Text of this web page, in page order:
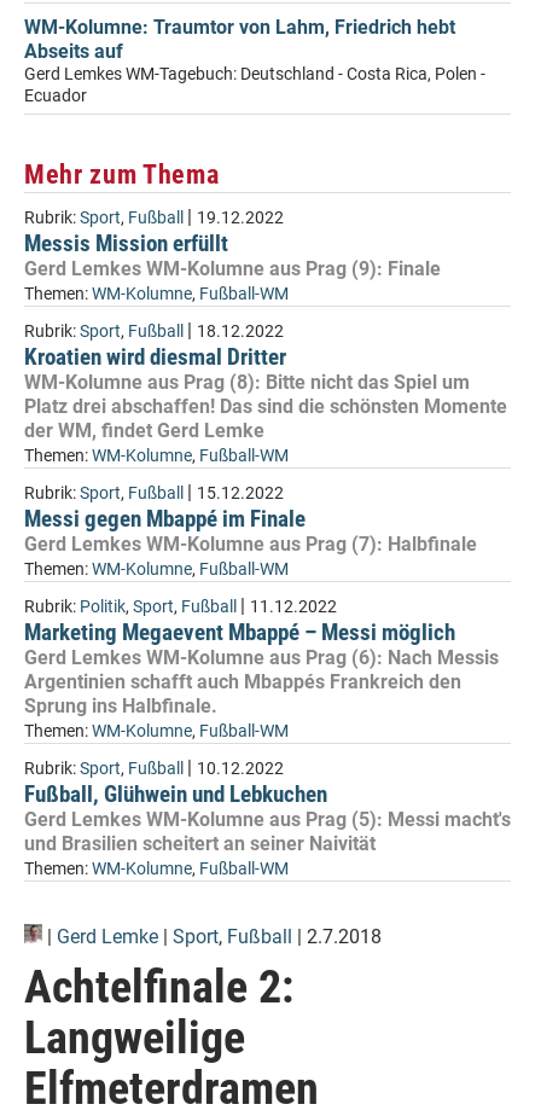
WM-Kolumne: Traumtor von Lahm, Friedrich hebt
Abseits auf
Gerd Lemkes WM-Tagebuch: Deutschland - Costa Rica, Polen -
Ecuador
Mehr zum Thema
Rubrik:Sport, Fußball | 19.12.2022
Messis Mission erfüllt
Gerd Lemkes WM-Kolumne aus Prag (9): Finale
Themen:WM-Kolumne, Fußball-WM
Rubrik:Sport, Fußball | 18.12.2022
Kroatien wird diesmal Dritter
WM-Kolumne aus Prag (8): Bitte nicht das Spiel um
Platz drei abschaffen! Das sind die schönsten Momente
der WM, findet Gerd Lemke
Themen:WM-Kolumne, Fußball-WM
Rubrik:Sport, Fußball | 15.12.2022
Messi gegen Mbappé im Finale
Gerd Lemkes WM-Kolumne aus Prag (7): Halbfinale
Themen:WM-Kolumne, Fußball-WM
Rubrik: Politik, Sport, Fußball | 11.12.2022
Marketing Megaevent Mbappé – Messi möglich
Gerd Lemkes WM-Kolumne aus Prag (6): Nach Messis
Argentinien schafft auch Mbappés Frankreich den
Sprung ins Halbfinale.
Themen:WM-Kolumne, Fußball-WM
Rubrik:Sport, Fußball | 10.12.2022
Fußball, Glühwein und Lebkuchen
Gerd Lemkes WM-Kolumne aus Prag (5): Messi macht's
und Brasilien scheitert an seiner Naivität
Themen:WM-Kolumne, Fußball-WM
| Gerd Lemke | Sport, Fußball | 2.7.2018
Achtelfinale 2:
Langweilige
Elfmeterdramen